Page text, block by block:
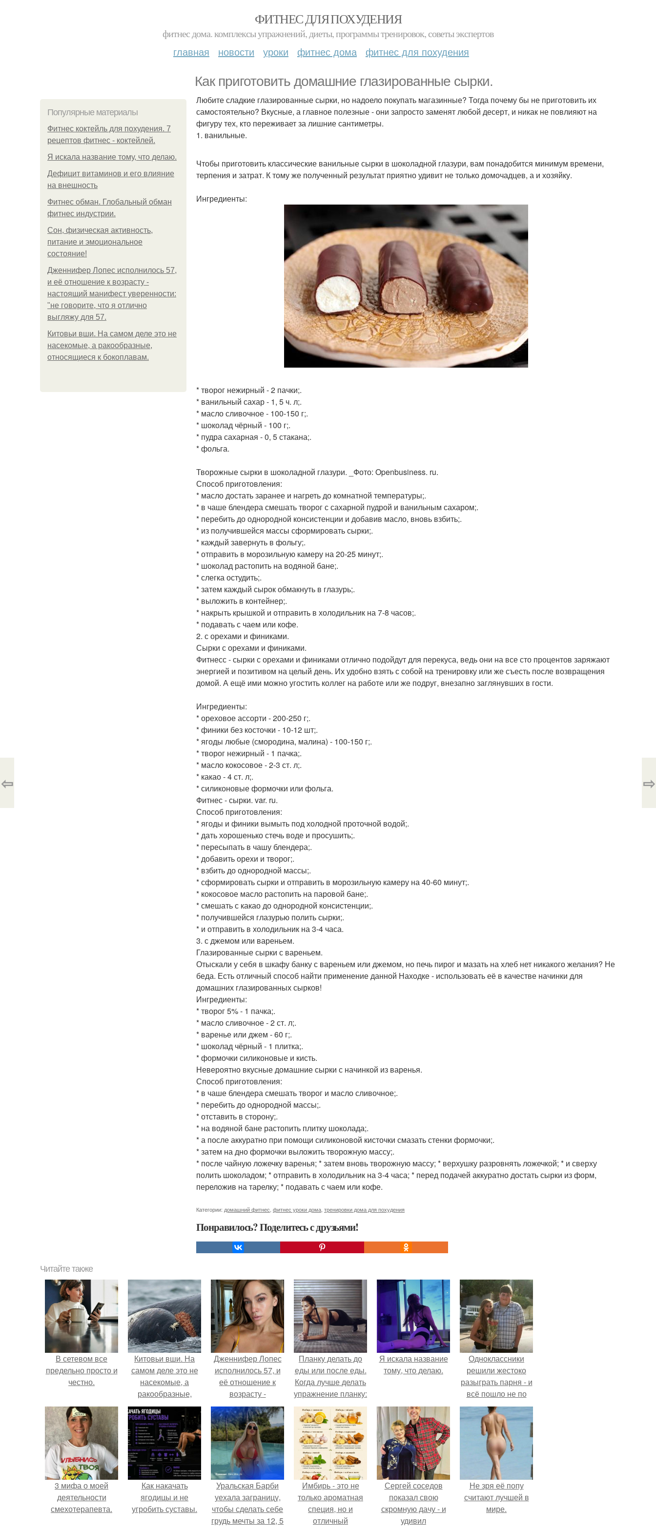
ФИТНЕС ДЛЯ ПОХУДЕНИЯ
фитнес дома. комплексы упражнений, диеты, программы тренировок, советы экспертов
главная новости уроки фитнес дома фитнес для похудения
Как приготовить домашние глазированные сырки.
Популярные материалы
Фитнес коктейль для похудения. 7
рецептов фитнес - коктейлей.
Я искала название тому, что делаю.
Дефицит витаминов и его влияние
на внешность
Фитнес обман. Глобальный обман
фитнес индустрии.
Сон, физическая активность,
питание и эмоциональное
состояние!
Дженнифер Лопес исполнилось 57,
и её отношение к возрасту -
настоящий манифест уверенности:
"не говорите, что я отлично
выгляжу для 57.
Китовьи вши. На самом деле это не
насекомые, а ракообразные,
относящиеся к бокоплавам.
Любите сладкие глазированные сырки, но надоело покупать магазинные? Тогда почему бы не приготовить их
самостоятельно? Вкусные, а главное полезные - они запросто заменят любой десерт, и никак не повлияют на
фигуру тех, кто переживает за лишние сантиметры.
1. ванильные.
Чтобы приготовить классические ванильные сырки в шоколадной глазури, вам понадобится минимум времени,
терпения и затрат. К тому же полученный результат приятно удивит не только домочадцев, а и хозяйку.
Ингредиенты:
* творог нежирный - 2 пачки;.
* ванильный сахар - 1, 5 ч. л;.
* масло сливочное - 100-150 г;.
* шоколад чёрный - 100 г;.
* пудра сахарная - 0, 5 стакана;.
* фольга.
Творожные сырки в шоколадной глазури. _Фото: Openbusiness. ru.
Способ приготовления:
* масло достать заранее и нагреть до комнатной температуры;.
* в чаше блендера смешать творог с сахарной пудрой и ванильным сахаром;.
* перебить до однородной консистенции и добавив масло, вновь взбить;.
* из получившейся массы сформировать сырки;.
* каждый завернуть в фольгу;.
* отправить в морозильную камеру на 20-25 минут;.
* шоколад растопить на водяной бане;.
* слегка остудить;.
* затем каждый сырок обмакнуть в глазурь;.
* выложить в контейнер;.
* накрыть крышкой и отправить в холодильник на 7-8 часов;.
* подавать с чаем или кофе.
2. с орехами и финиками.
Сырки с орехами и финиками.
Фитнесс - сырки с орехами и финиками отлично подойдут для перекуса, ведь они на все сто процентов заряжают
энергией и позитивом на целый день. Их удобно взять с собой на тренировку или же съесть после возвращения
домой. А ещё ими можно угостить коллег на работе или же подруг, внезапно заглянувших в гости.
Ингредиенты:
* ореховое ассорти - 200-250 г;.
* финики без косточки - 10-12 шт;.
* ягоды любые (смородина, малина) - 100-150 г;.
* творог нежирный - 1 пачка;.
* масло кокосовое - 2-3 ст. л;.
* какао - 4 ст. л;.
* силиконовые формочки или фольга.
Фитнес - сырки. var. ru.
Способ приготовления:
* ягоды и финики вымыть под холодной проточной водой;.
* дать хорошенько стечь воде и просушить;.
* пересыпать в чашу блендера;.
* добавить орехи и творог;.
* взбить до однородной массы;.
* сформировать сырки и отправить в морозильную камеру на 40-60 минут;.
* кокосовое масло растопить на паровой бане;.
* смешать с какао до однородной консистенции;.
* получившейся глазурью полить сырки;.
* и отправить в холодильник на 3-4 часа.
3. с джемом или вареньем.
Глазированные сырки с вареньем.
Отыскали у себя в шкафу банку с вареньем или джемом, но печь пирог и мазать на хлеб нет никакого желания? Не
беда. Есть отличный способ найти применение данной Находке - использовать её в качестве начинки для
домашних глазированных сырков!
Ингредиенты:
* творог 5% - 1 пачка;.
* масло сливочное - 2 ст. л;.
* варенье или джем - 60 г;.
* шоколад чёрный - 1 плитка;.
* формочки силиконовые и кисть.
Невероятно вкусные домашние сырки с начинкой из варенья.
Способ приготовления:
* в чаше блендера смешать творог и масло сливочное;.
* перебить до однородной массы;.
* отставить в сторону;.
* на водяной бане растопить плитку шоколада;.
* а после аккуратно при помощи силиконовой кисточки смазать стенки формочки;.
* затем на дно формочки выложить творожную массу;.
* после чайную ложечку варенья; * затем вновь творожную массу; * верхушку разровнять ложечкой; * и сверху
полить шоколадом; * отправить в холодильник на 3-4 часа; * перед подачей аккуратно достать сырки из форм,
переложив на тарелку; * подавать с чаем или кофе.
Категории: домашний фитнес фитнес уроки дома тренировки дома для похудения
Понравилось? Поделитесь с друзьями!
⇦ ⇨
Читайте также
В сетевом все
предельно просто и
честно.
Китовьи вши. На
самом деле это не
насекомые, а
ракообразные,
относящиеся к
бокоплавам.
Дженнифер Лопес
исполнилось 57, и
её отношение к
возрасту -
настоящий
манифест
уверенности: "не
говорите, что я
отлично выгляжу
для 57.
Планку делать до
еды или после еды.
Когда лучше делать
упражнение планку:
утром или вечером
Я искала название
тому, что делаю.
Одноклассники
решили жестоко
разыграть парня - и
всё пошло не по
плану.
3 мифа о моей
деятельности
смехотерапевта.
Как накачать
ягодицы и не
угробить суставы.
Уральская Барби
уехала заграницу,
чтобы сделать себе
грудь мечты за 12, 5
Имбирь - это не
только ароматная
специя, но и
отличный
Сергей соседов
показал свою
скромную дачу - и
удивил
Не зря её попу
считают лучшей в
мире.